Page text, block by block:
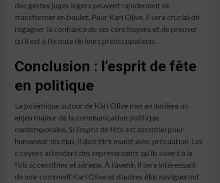
des gestes jugés légers peuvent rapidement se
transformer en boulet. Pour Karl Olive, il sera crucial de
regagner la confiance de ses concitoyens et de prouver
qu’il est à l’écoute de leurs préoccupations.
Conclusion : l’esprit de fête
en politique
La polémique autour de Karl Olive met en lumière un
enjeu majeur de la communication politique
contemporaine. Si l’esprit de fête est essentiel pour
humaniser les élus, il doit être manié avec précaution. Les
citoyens attendent des représentants qu’ils soient à la
fois accessibles et sérieux. À l’avenir, il sera intéressant
de voir comment Karl Olive et d’autres élus navigueront